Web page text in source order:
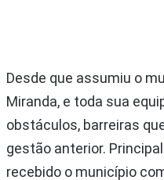
Desde que assumiu o
Miranda, e toda sua
obstáculos, barreiras
gestão anterior.
recebido o município